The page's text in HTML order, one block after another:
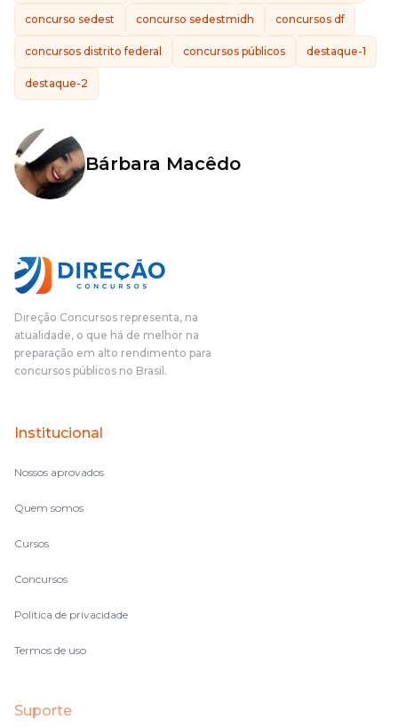
concurso sedest concurso sedestmidh concursos df
concursos distrito federal concursos públicos destaque-1
destaque-2
Bárbara Macêdo
Direção Concursos representa, na
atualidade, o que há de melhor na
preparação em alto rendimento para
concursos públicos no Brasil.
Institucional
Nossos aprovados
Quem somos
Cursos
Concursos
Política de privacidade
Termos de uso
Suporte